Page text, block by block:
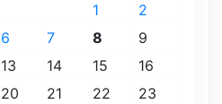
1
2
6 7 8
9
13 14 15
16
20 21 22
23